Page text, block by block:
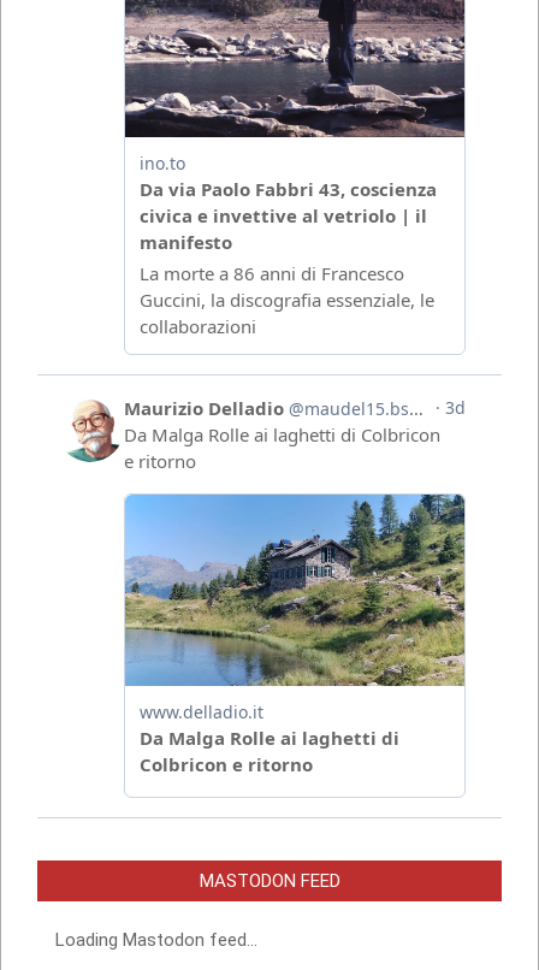
MASTODON FEED
Loading Mastodon feed...